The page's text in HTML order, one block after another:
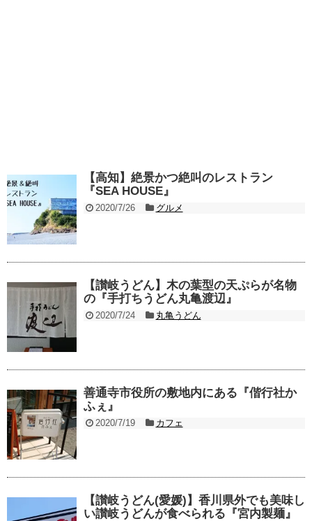
【高知】絶景かつ絶叫のレストラン
『SEA HOUSE』
2020/7/26 グルメ
【讃岐うどん】木の葉型の天ぷらが名物
の『手打ちうどん丸亀渡辺』
2020/7/24 丸亀うどん
善通寺市役所の敷地内にある『偕行社か
ふぇ』
2020/7/19 カフェ
【讃岐うどん(愛媛)】香川県外でも美味し
い讃岐うどんが食べられる『宮内製麺』